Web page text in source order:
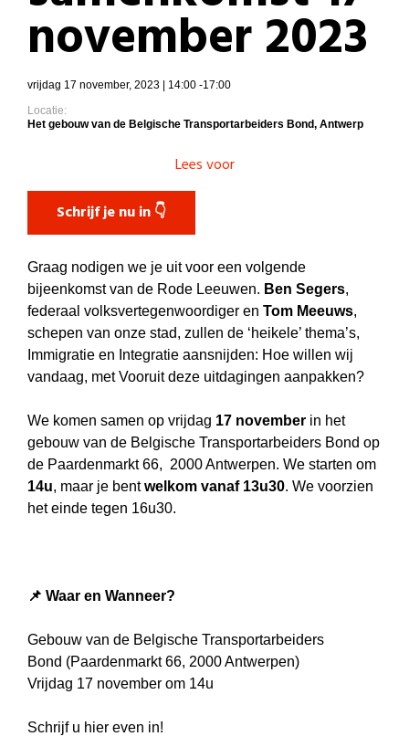
november 2023
vrijdag 17 november, 2023 | 14:00 -17:00
Locatie:
Het gebouw van de Belgische Transportarbeiders Bond, Antwerp
Lees voor
Schrijf je nu in 👇
Graag nodigen we je uit voor een volgende
bijeenkomst van de Rode Leeuwen. Ben Segers,
federaal volksvertegenwoordiger enTom Meeuws,
schepen van onze stad, zullen de ‘heikele’ thema’s,
Immigratie en Integratie aansnijden: Hoe willen wij
vandaag, met Vooruit deze uitdagingen aanpakken?
We komen samen op vrijdag 17 november in het
gebouw van de Belgische Transportarbeiders Bond op
de Paardenmarkt 66, 2000 Antwerpen. We starten om
14u, maar je bentwelkom vanaf 13u30. We voorzien
het einde tegen 16u30.
📌 Waar en Wanneer?
Gebouw van de Belgische Transportarbeiders
Bond (Paardenmarkt 66, 2000 Antwerpen)
Vrijdag 17 november om 14u
Schrijf u hier even in!